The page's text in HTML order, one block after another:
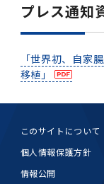
プレス通知
「世界初、自家
移植」
このサイトについて
個人情報保護方針
情報公開